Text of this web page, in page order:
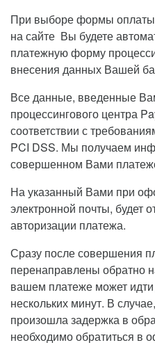
При выборе формы оплаты
на сайте Вы будете
платежную форму
внесения данных Вашей
Все данные, введенные
процессингового центра
соответствии с
PCI DSS. Мы получаем
совершенном Вами
На указанный Вами при
электронной почты, будет
авторизации платежа.
Сразу после совершения
перенаправлены обратно
вашем платеже может идти
нескольких минут. В
произошла задержка в
необходимо обратиться в